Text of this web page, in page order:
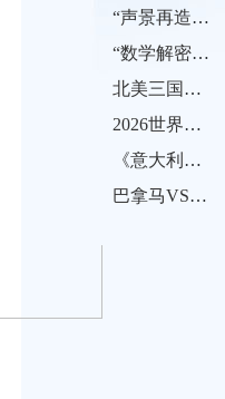
“声景再造与容量跨越：BMO Field 45
“数学解密：小组第三晋级北美世界杯的真实可能”
北美三国合办世界杯：球迷跨城观赛的碳排放评估与出行路径优化研究
2026世界杯BC Place球场：穹顶开合效率如何压缩赛前准备窗口期
《意大利队“复仇之战”：2018、2022连续缺席
巴拿马VS克罗地亚直播巴拿马VS克罗地亚在线直播